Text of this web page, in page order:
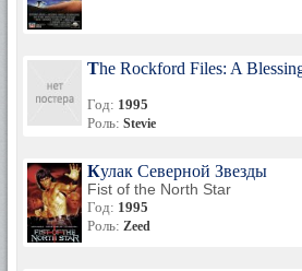
The Rockford Files: A
Год: 1995
Роль: Stevie
Кулак Северной Звезды
Fist of the North Star
Год: 1995
Роль: Zeed